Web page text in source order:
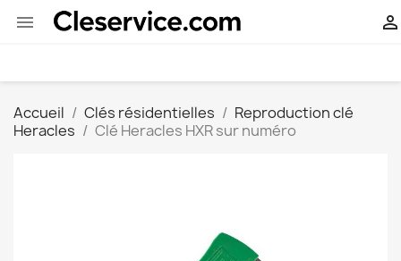
 
Accueil Clés résidentielles
Reproduction clé
Heracles
Clé Heracles HXR sur numéro